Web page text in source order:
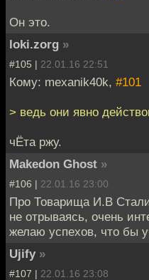
Он это.
loki.zorg »
#105 | 22.01.16 22:51
Кому: mexanik40k, #101
> ведь они явно
чЁта ржу.
Makedon Ghost »
#106 | 22.01.16 23:00
Про Товарища И.В
не отрываясь, очень
желаю успехов, что бы
Ujify »
#107 | 22.01.16 23:08